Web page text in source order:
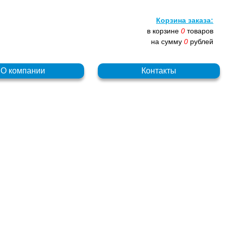
Корзина заказа:
в корзине0 товаров
на сумму0 рублей
О компании Контакты